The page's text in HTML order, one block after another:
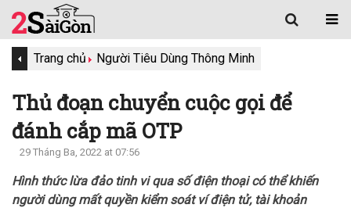
Trang chủ Người Tiêu Dùng Thông Minh
Thủ đoạn chuyển cuộc gọi để
đánh cắp mã OTP
29 Tháng Ba, 2022 at 07:56
Hình thức lừa đảo tinh vi qua số điện thoại có thể khiến
người dùng mất quyền kiểm soát ví điện tử, tài khoản